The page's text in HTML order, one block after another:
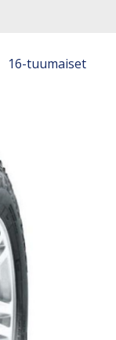
16-tuumaiset